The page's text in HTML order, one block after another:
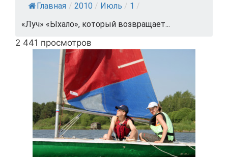
Главная / 2010 / Июль / 1 /
«Луч» «Ыхало», который возвращает...
2 441 просмотров